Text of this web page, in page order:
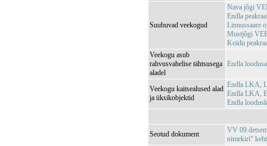
Suubuvad veekogud
Nava jõgi
Endla
Linnussaare
Mustjõgi
Koidu
Veekogu asub
rahvusvahelise tähtsusega
aladel
Endla
Veekogu kaitsealused alad
ja üksikobjektid
Endla LKA,
Endla LKA,
Endla
Seotud dokument
VV
nimekiri"